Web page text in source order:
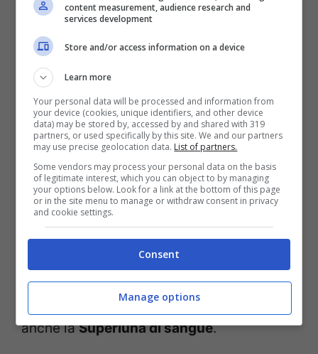
America. Sono i nativi americani che
seguendo il ciclo delle stagioni e delle
attività agricole davano alla Luna ogni
volta un nome diverso. Così, se ad aprile
abbiamo avuto la Luna rosa, perché legata
al periodo della fioritura del muschio rosa
Phlox subulata), a maggio abbiamo la
Luna dei Fiori, così chiamata dai nativi
americani del Nordest, perché vedevano
splendere la Luna pienasulle terre in fiore
La Superluna del 26 maggio è chiamata
anche laSuperluna di sangue.
content measurement, audience research and
services development
Store and/or access information on a device
Learn more
Your personal data will be processed and information from
your device (cookies, unique identifiers, and other device
data) may be stored by, accessed by and shared with 319
partners, or used specifically by this site. We and our partners
may use precise geolocation data. List of partners.
Some vendors may process your personal data on the basis
of legitimate interest, which you can object to by managing
your options below. Look for a link at the bottom of this page
or in the site menu to manage or withdraw consent in privacy
and cookie settings.
Consent
Manage options